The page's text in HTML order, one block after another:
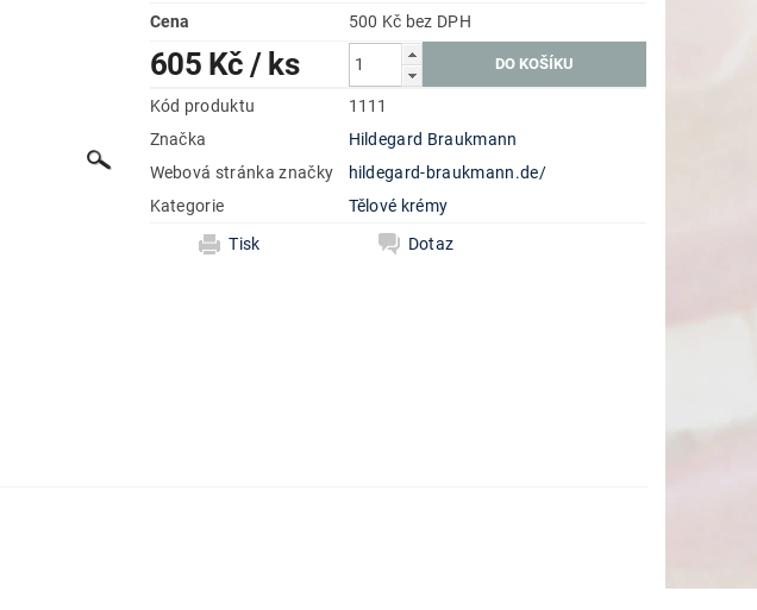
Cena
500 Kč bez DPH
605 Kč/ ks
Kód produktu
1111
Značka
Hildegard Braukmann
Webová stránka značky
hildegard-braukmann.de/
Kategorie
Tělové krémy
Tisk
Dotaz